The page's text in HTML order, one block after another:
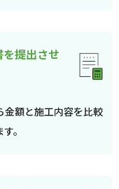
提出させ
金額と施工内容を比較
。